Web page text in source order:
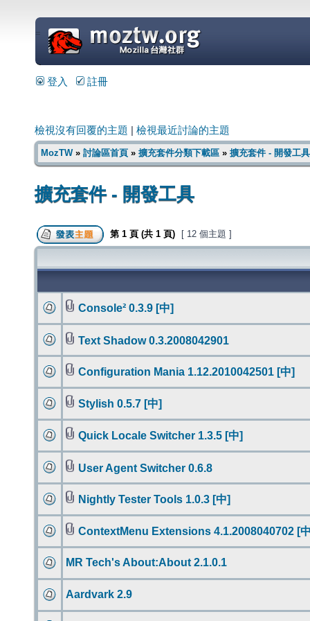
=
登入 註冊
檢視沒有回覆的主題 檢視最近討論的主題
MozTW» 討論區首頁 » 擴充套件分類下載區 » 擴充套件 - 開發工具
擴充套件 - 開發工具
第 1 頁 (共 1 頁) [ 12 個主題 ]
Console² 0.3.9 [中]
Text Shadow 0.3.2008042901
Configuration Mania 1.12.2010042501 [中]
Stylish 0.5.7 [中]
Quick Locale Switcher 1.3.5 [中]
User Agent Switcher 0.6.8
Nightly Tester Tools 1.0.3 [中]
ContextMenu Extensions 4.1.2008040702 [
MR Tech's About:About 2.1.0.1
Aardvark 2.9